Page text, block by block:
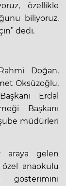
özellikle
biliyoruz.
dedi.
Doğan,
Öksüzoğlu,
Erdal
Başkanı
müdürleri
araya gelen
anaokulu
gösterimini